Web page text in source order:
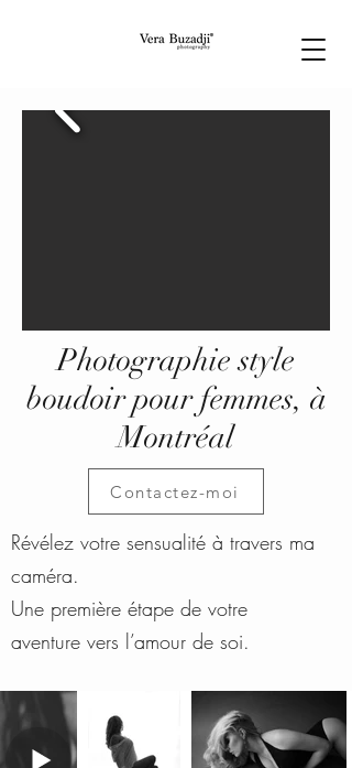
Photographie style
boudoir pour femmes, à
Montréal
Contactez-moi
Révélez votre sensualité à travers ma
caméra.
Une première étape de votre
aventure vers l’amour de soi.